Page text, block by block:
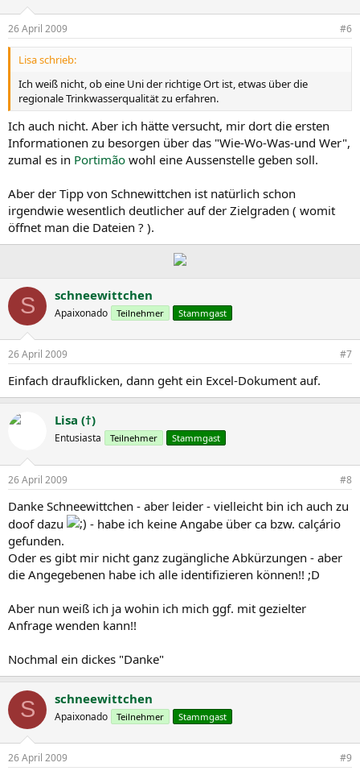
26 April 2009 #6
Lisa schrieb:
Ich weiß nicht, ob eine Uni der richtige Ort ist, etwas über die
regionale Trinkwasserqualität zu erfahren.
Ich auch nicht. Aber ich hätte versucht, mir dort die ersten
Informationen zu besorgen über das "Wie-Wo-Was-und Wer",
zumal es in Portimão wohl eine Aussenstelle geben soll.
Aber der Tipp von Schnewittchen ist natürlich schon
irgendwie wesentlich deutlicher auf der Zielgraden ( womit
öffnet man die Dateien ? ).
S schneewittchen
Apaixonado Teilnehmer Stammgast
26 April 2009 #7
Einfach draufklicken, dann geht ein Excel-Dokument auf.
Lisa (†)
Entusiasta Teilnehmer Stammgast
26 April 2009 #8
Danke Schneewittchen - aber leider - vielleicht bin ich auch zu
doof dazu
- habe ich keine Angabe über ca bzw. calçário
gefunden.
Oder es gibt mir nicht ganz zugängliche Abkürzungen - aber
die Angegebenen habe ich alle identifizieren können!! ;D
Aber nun weiß ich ja wohin ich mich ggf. mit gezielter
Anfrage wenden kann!!
Nochmal ein dickes "Danke"
S schneewittchen
Apaixonado Teilnehmer Stammgast
26 April 2009 #9